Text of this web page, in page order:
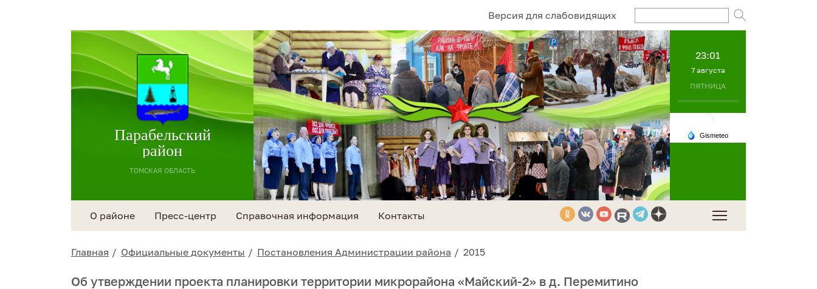
Версия для слабовидящих
Парабельский
район
ТОМСКАЯ ОБЛАСТЬ
23:01
7 августа
ПЯТНИЦА
О районе Пресс-центр Справочная информация Контакты
Главная Официальные документы Постановления Администрации района 2015
Об утверждении проекта планировки территории микрорайона «Майский-2» в д. Перемитино